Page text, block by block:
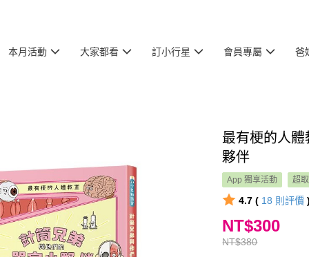
本月活動 大家都看 訂小行星 會員專屬 爸
最有梗的人
夥伴
App 獨享活動 超
4.7 ( 18 則評價 )
NT$380
NT$300